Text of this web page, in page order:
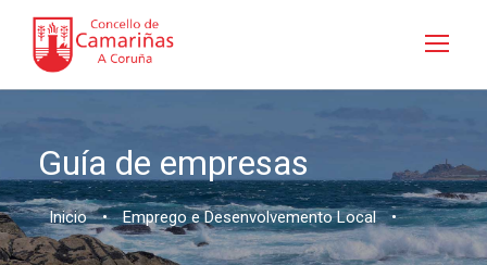
Guía de empresas
Inicio • Emprego e Desenvolvemento Local •